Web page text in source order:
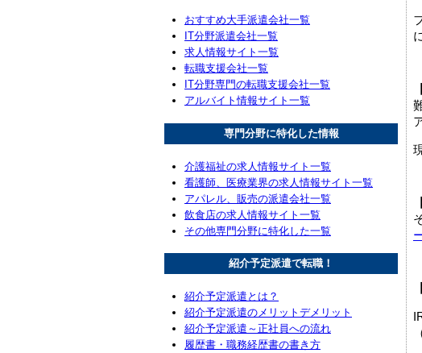
おすすめ大手派遣会社一覧
IT分野派遣会社一覧
求人情報サイト一覧
転職支援会社一覧
IT分野専門の転職支援会社一覧
アルバイト情報サイト一覧
専門分野に特化した情報
介護福祉の求人情報サイト一覧
看護師、医療業界の求人情報サイト一覧
アパレル、販売の派遣会社一覧
飲食店の求人情報サイト一覧
その他専門分野に特化した一覧
紹介予定派遣で転職！
紹介予定派遣とは？
紹介予定派遣のメリットデメリット
紹介予定派遣～正社員への流れ
履歴書・職務経歴書の書き方